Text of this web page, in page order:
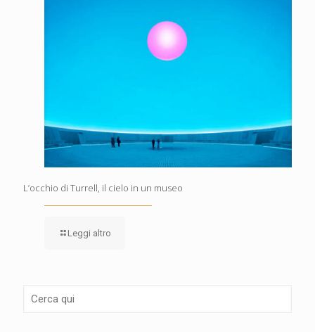
L’occhio di Turrell, il cielo in un museo
Leggi altro